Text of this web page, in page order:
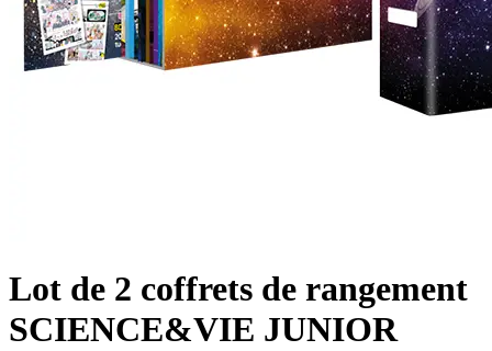
Lot de 2 coffrets de rangement
SCIENCE&VIE JUNIOR